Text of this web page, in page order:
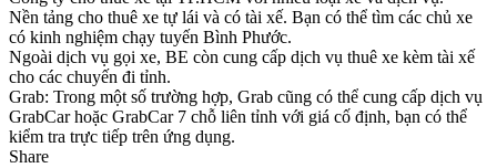
Nền tảng cho thuê xe tự lái và có tài xế. Bạn có thể tìm các chủ xe
có kinh nghiệm chạy tuyến Bình Phước.
Ngoài dịch vụ gọi xe, BE còn cung cấp dịch vụ thuê xe kèm tài xế
cho các chuyến đi tỉnh.
Grab: Trong một số trường hợp, Grab cũng có thể cung cấp dịch vụ
GrabCar hoặc GrabCar 7 chỗ liên tỉnh với giá cố định, bạn có thể
kiểm tra trực tiếp trên ứng dụng.
Share